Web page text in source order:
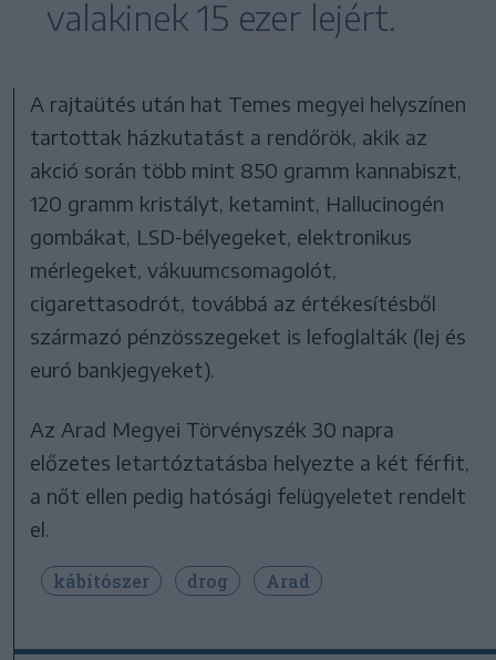
valakinek 15 ezer lejért.
A rajtaütés után hat Temes megyei helyszínen
tartottak házkutatást a rendőrök, akik az
akció során több mint 850 gramm kannabiszt,
120 gramm kristályt, ketamint, Hallucinogén
gombákat, LSD-bélyegeket, elektronikus
mérlegeket, vákuumcsomagolót,
cigarettasodrót, továbbá az értékesítésből
származó pénzösszegeket is lefoglalták (lej és
euró bankjegyeket).
Az Arad Megyei Törvényszék 30 napra
előzetes letartóztatásba helyezte a két férfit,
a nőt ellen pedig hatósági felügyeletet rendelt
el.
kábítószer drog Arad